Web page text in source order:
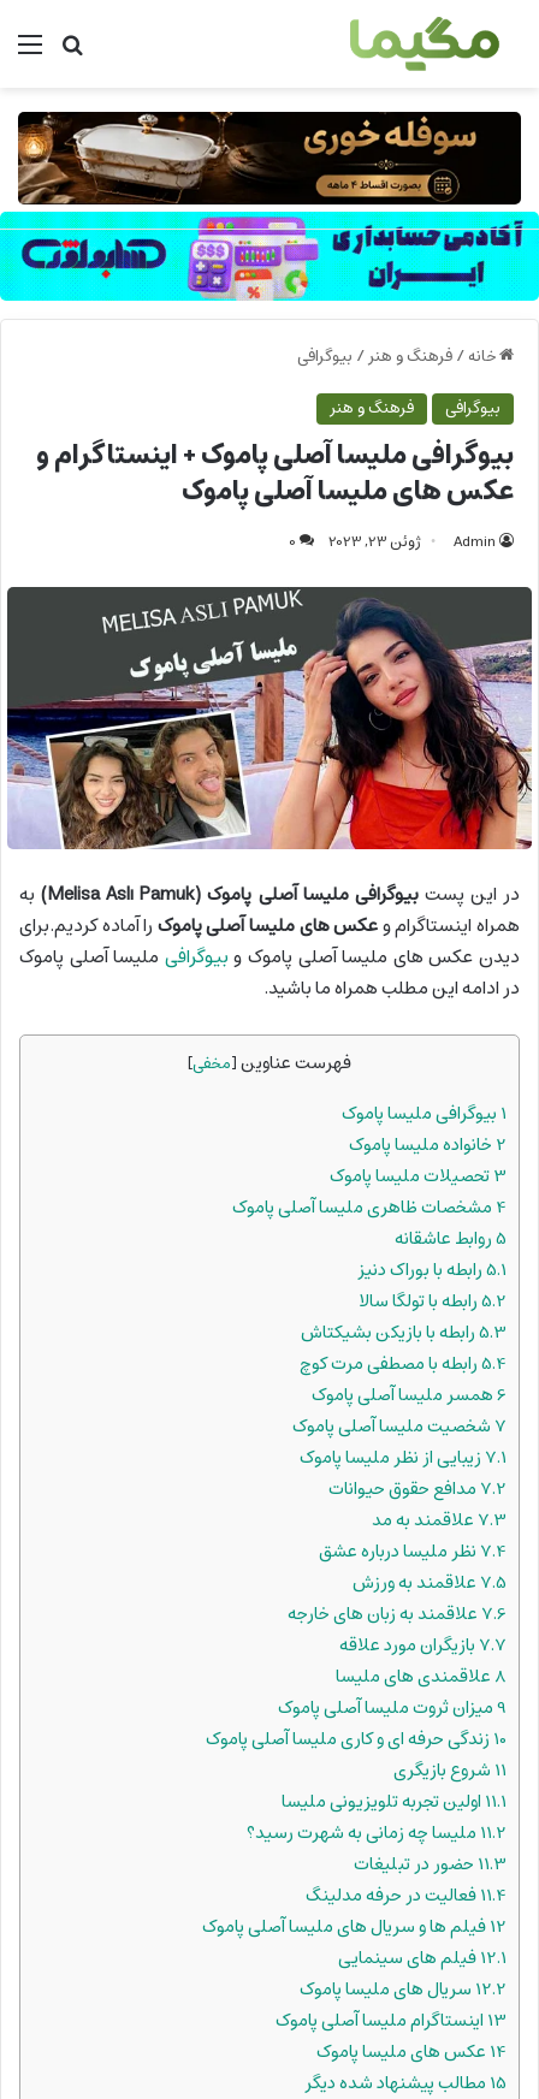
خانه/فرهنگ و هنر/ بیوگرافی
بیوگرافی
فرهنگ و هنر
بیوگرافی ملیسا آصلی پاموک + اینستاگرام و
عکس های ملیسا آصلی پاموک
Admin ژوئن 23, 2023 0
در این پستبیوگرافی ملیسا آصلی پاموک (Melisa Aslı Pamuk)
به
همراه اینستاگرام وعکس های ملیسا آصلی پاموکرا آماده کردیم.برای
دیدن عکس های ملیسا آصلی پاموک وبیوگرافی ملیسا آصلی پاموک
در ادامه این مطلب همراه ما باشید.
فهرست عناوین[مخفی]
1 بیوگرافی ملیسا پاموک
2 خانواده ملیسا پاموک
3تحصیلات ملیسا پاموک
4 مشخصات ظاهری ملیسا آصلی پاموک
5روابط عاشقانه
5.1رابطه با بوراک دنیز
5.2رابطه با تولگا سالا
5.3رابطه با بازیکن بشیکتاش
5.4رابطه با مصطفی مرت کوچ
6همسر ملیسا آصلی پاموک
7 شخصیت ملیسا آصلی پاموک
7.1 زیبایی از نظر ملیسا پاموک
7.2 مدافع حقوق حیوانات
7.3 علاقمند به مد
7.4 نظر ملیسا درباره عشق
7.5 علاقمند به ورزش
7.6 علاقمند به زبان های خارجه
7.7 بازیگران مورد علاقه
8 علاقمندی های ملیسا
9میزان ثروت ملیسا آصلی پاموک
10 زندگی حرفه ای و کاری ملیسا آصلی پاموک
11 شروع بازیگری
11.1 اولین تجربه تلویزیونی ملیسا
11.2 ملیسا چه زمانی به شهرت رسید؟
11.3 حضور در تبلیغات
11.4فعالیت در حرفه مدلینگ
12فیلم ها و سریال های ملیسا آصلی پاموک
12.1فیلم های سینمایی
12.2 سریال های ملیسا پاموک
13 اینستاگرام ملیسا آصلی پاموک
14 عکس های ملیسا پاموک
15 مطالب پیشنهاد شده دیگر